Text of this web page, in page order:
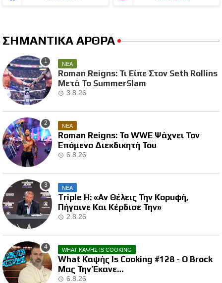
ΣΗΜΑΝΤΙΚΑ ΑΡΘΡΑ
ΝΕΑ
Roman Reigns: Τι Είπε Στον Seth Rollins
Μετά Το SummerSlam
3.8.26
ΝΕΑ
Roman Reigns: Το WWE Ψάχνει Τον
Επόμενο Διεκδικητή Του
6.8.26
ΝΕΑ
Triple H: «Αν Θέλεις Την Κορυφή,
Πήγαινε Και Κέρδισε Την»
2.8.26
WHAT ΚΑΨΗΣ IS COOKING
What Καψής Is Cooking #128 - Ο Brock
Μας Την Έκανε…
6.8.26